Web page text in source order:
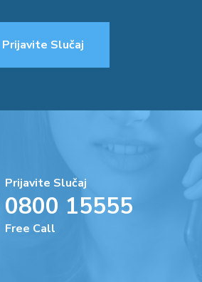
Prijavite Slučaj
Prijavite Slučaj
0800 15555
Free Call